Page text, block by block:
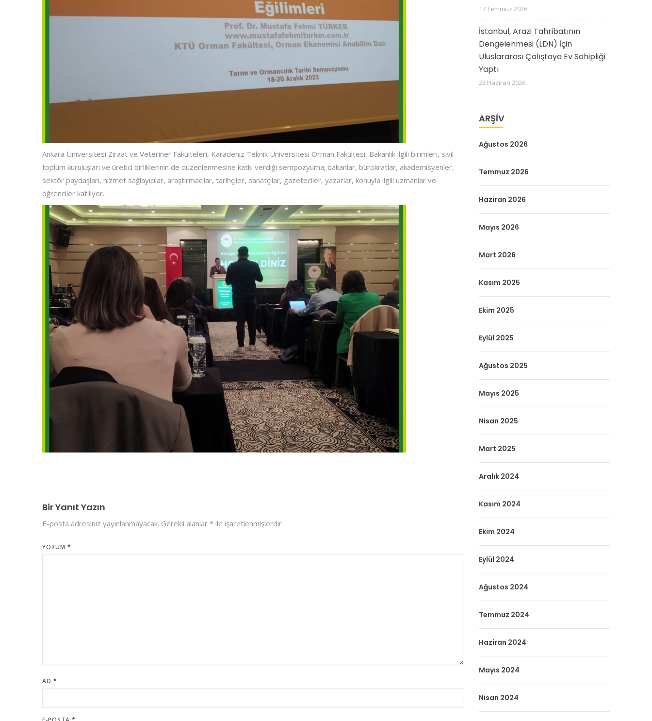
Ankara Üniversitesi Ziraat ve Veteriner Fakülteleri, Karadeniz Teknik Üniversitesi Orman Fakültesi, Bakanlık ilgili birimleri, sivil
toplum kuruluşları ve üretici birliklerinin de düzenlenmesine katkı verdiği sempozyuma; bakanlar, bürokratlar, akademisyenler,
sektör paydaşları, hizmet sağlayıcılar, araştırmacılar, tarihçiler, sanatçılar, gazeteciler, yazarlar, konuyla ilgili uzmanlar ve
öğrenciler katılıyor.
Bir Yanıt Yazın
E-posta adresiniz yayınlanmayacak. Gerekli alanlar * ile işaretlenmişlerdir
YORUM *
AD *
17 Temmuz 2026
İstanbul, Arazi Tahribatının
Dengelenmesi (LDN) İçin
Uluslararası Çalıştaya Ev Sahipliği
Yaptı
23 Haziran 2026
ARŞIV
Ağustos 2026
Temmuz 2026
Haziran 2026
Mayıs 2026
Mart 2026
Kasım 2025
Ekim 2025
Eylül 2025
Ağustos 2025
Mayıs 2025
Nisan 2025
Mart 2025
Aralık 2024
Kasım 2024
Ekim 2024
Eylül 2024
Ağustos 2024
Temmuz 2024
Haziran 2024
Mayıs 2024
Nisan 2024